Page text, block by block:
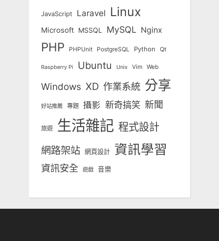
JavaScript Laravel Linux
Microsoft MSSQL MySQL Nginx
PHP PHPUnit PostgreSQL Python Qt
Raspberry Pi Ubuntu Unix Vim Web
Windows XD 作業系統 分享
好站推薦 專題 攝影 新奇搞笑 新聞
旅遊 生活雜記 程式設計
網路架站 網頁設計 資訊學習
資訊安全 遊戲 音樂